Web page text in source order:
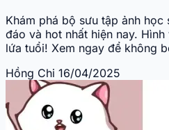
Khám phá bộ sưu tập ảnh
đáo và hot nhất hiện nay.
lứa tuổi! Xem ngay để không
Hồng Chi 16/04/2025